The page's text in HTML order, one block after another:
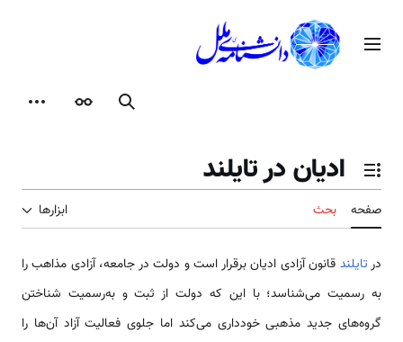
محتوامنوی اصلی
جستجوظاهر
تغییر وضعیت فهرست محتویات
ادیان در تایلند
صفحه بحث ابزارها
درتایلند قانون آزادی ادیان برقرار است و دولت در جامعه، آزادی مذاهب را
به رسمیت می‌شناسد؛ با این که دولت از ثبت و به‌رسمیت شناختن
گروه‌های جدید مذهبی خودداری می‌کند اما جلوی فعالیت آزاد آن‌ها را